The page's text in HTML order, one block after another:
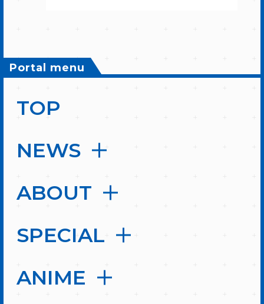
Portal menu
TOP
NEWS
ABOUT
SPECIAL
ANIME